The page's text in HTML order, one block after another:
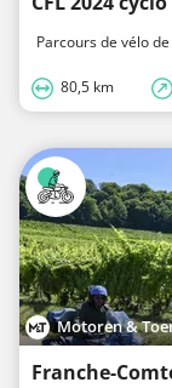
Parcours de vélo
80,5 km
Motoren &
Franche-